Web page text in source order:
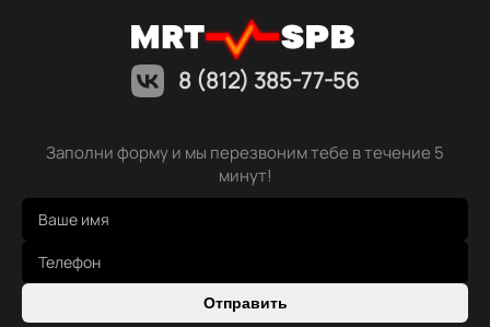
8 (812) 385-77-56
Заполни форму и мы перезвоним тебе в течение 5
минут!
Отправить